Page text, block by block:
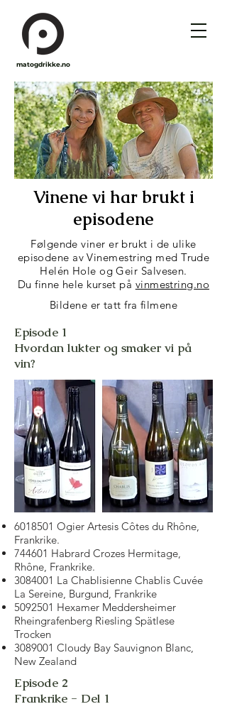
matogdrikke.no
Vinene vi har brukt i
episodene
Følgende viner er brukt i de ulike
episodene av Vinemestring med Trude
Helén Hole og Geir Salvesen.
Du finne hele kurset på vinmestring.no
Bildene er tatt fra filmene
Episode 1
Hvordan lukter og smaker vi på
vin?
6018501 Ogier Artesis Côtes du Rhône,
Frankrike.
744601 Habrard Crozes Hermitage,
Rhône, Frankrike.
3084001 La Chablisienne Chablis Cuvée
La Sereine, Burgund, Frankrike
5092501 Hexamer Meddersheimer
Rheingrafenberg Riesling Spätlese
Trocken
3089001 Cloudy Bay Sauvignon Blanc,
New Zealand
Episode 2
Frankrike - Del 1